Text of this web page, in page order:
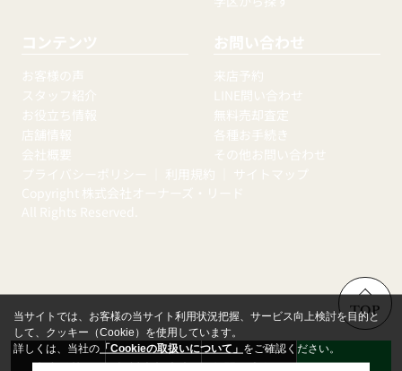
コンテンツ
お客様の声
スタッフ紹介
お役立ち情報
店舗情報
会社概要
お問い合わせ
来店予約
LINE問い合わせ
無料売却査定
各種お手続き
その他お問い合わせ
プライバシーポリシー
利用規約
サイトマップ
Copyright 株式会社オーナーズ・リード
All Rights Reserved.
来店予約 無料売却査定 お問い合わせ LINE
TOP
当サイトでは、お客様の当サイト利用状況把握、サービス向上検討を目的と
して、クッキー（Cookie）を使用しています。
詳しくは、当社の 「Cookieの取扱いについて」 をご確認ください。